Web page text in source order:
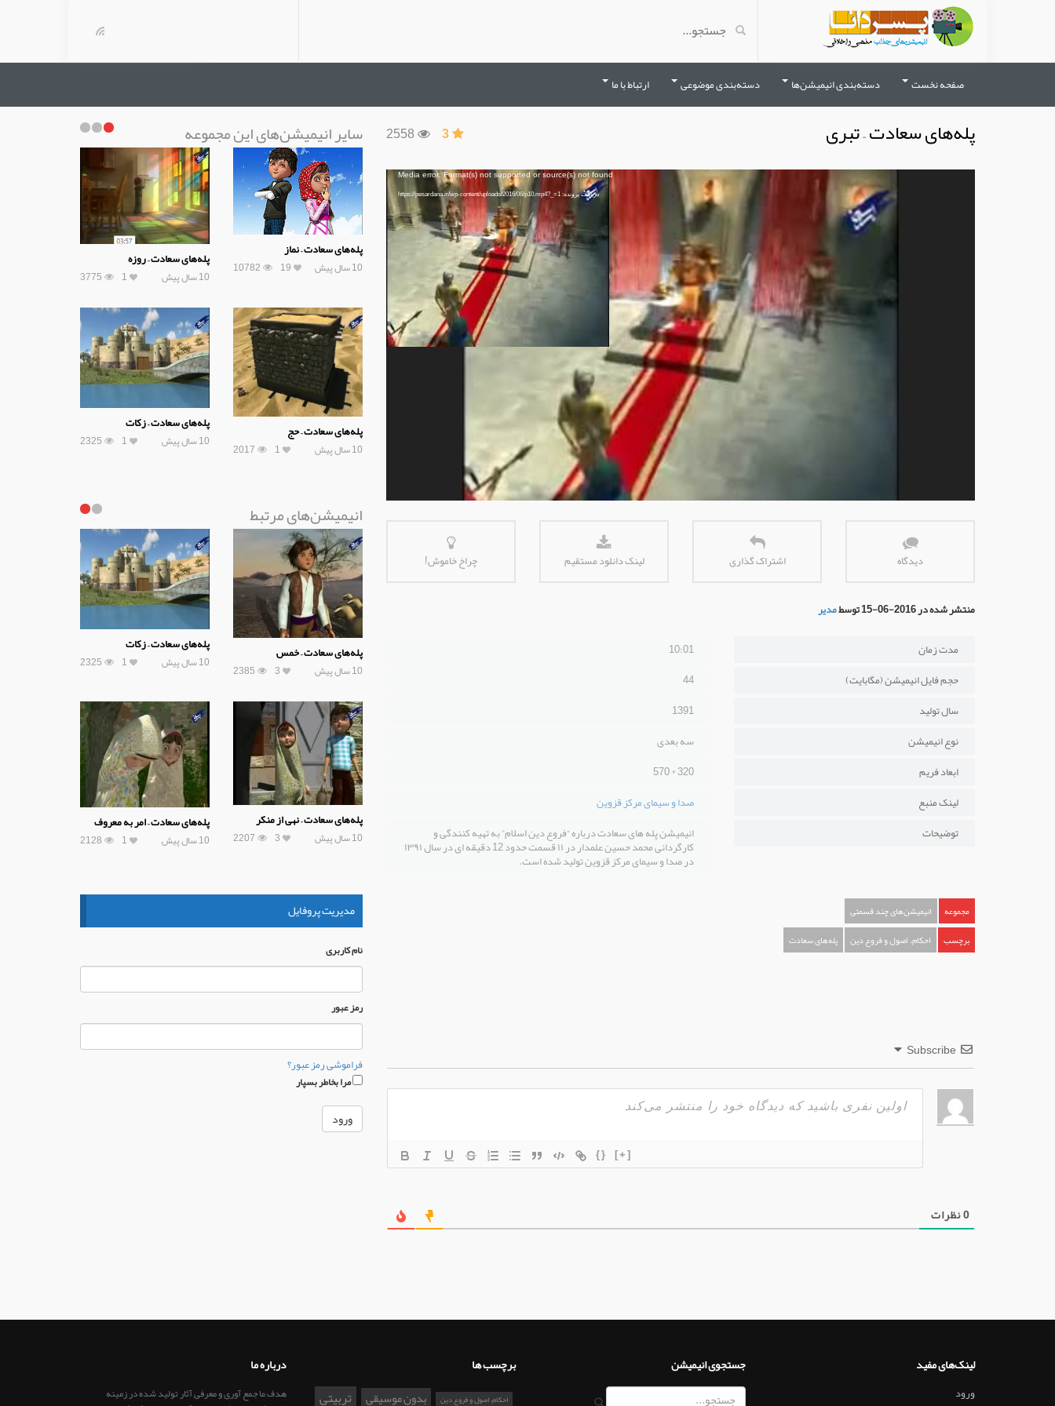
صفحه نخست دسته‌بندی انیمیشن‌ها دسته‌بندی موضوعی ارتباط با ما
پله‌های سعادت – تبری 2558 3
نمایشگر Media error: Format(s) not supported or source(s) not found
دریافت پرونده: https://pesardana.ir/wp-content/uploads/2016/06/p10.mp4?_=1
دیدگاه اشتراک گذاری لینک دانلود مستقیم چراخ خاموش!
منتشر شده در 2016-06-15 توسط
مدیر
مدت زمان
10:01
حجم فایل انیمیشن (مگابایت)
44
سال تولید
1391
نوع انیمیشن
سه بعدی
ابعاد فریم
320 * 570
لینک منبع
صدا و سیمای مرکز قزوین
توضیحات
انیمیشن پله های سعادت درباره “فروع دین اسلام” به تهیه کنندگی و
کارگردانی محمد حسین علمدار در ۱۱ قسمت حدود 12 دقیقه ای در سال ۱۳۹۱
در صدا و سیمای مرکز قزوین تولید شده است.
مجموعه
انیمیشن‌های چند قسمتی
برچسب
احکام، اصول و فروع دین پله‌های سعادت
Subscribe
{} [+]
0نظرات
سایر انیمیشن‌های این مجموعه
پله‌های سعادت – نماز
10 سال پیش 10782 19 پله‌های سعادت – روزه
10 سال پیش 3775 1
پله‌های سعادت – حج
10 سال پیش 2017 1
پله‌های سعادت – زکات
10 سال پیش 2325 1
انیمیشن‌های مرتبط
پله‌های سعادت – خمس
10 سال پیش 2385 3
پله‌های سعادت – زکات
10 سال پیش 2325 1
پله‌های سعادت – نهی از منکر
10 سال پیش 2207 3
پله‌های سعادت – امر به معروف
10 سال پیش 2128 1
مدیریت پروفایل
نام كاربری
رمز عبور
فراموشی رمز عبور؟
مرا بخاطر بسپار
لینک‌های مفید
ورود
جستجوی انیمیشن برچسب ها
احکام، اصول و فروع دین بدون موسیقی تربیتی
درباره ما
هدف ما جمع آوری و معرفی آثار تولید شده در زمینه